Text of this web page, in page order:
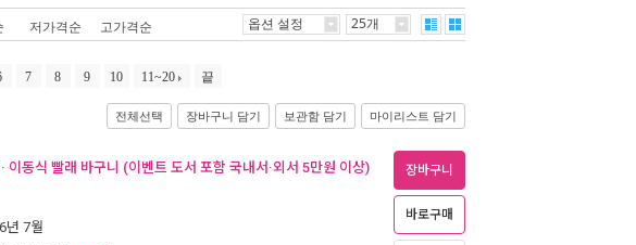
저가격순 고가격순 옵션 설정 25개
7 8 9 10 11~20 끝
전체선택 장바구니 담기 보관함 담기 마이리스트 담기
이동식 빨래 바구니 (이벤트 도서 포함 국내서·외서 5만원 이상)
년 7월
장바구니
바로구매